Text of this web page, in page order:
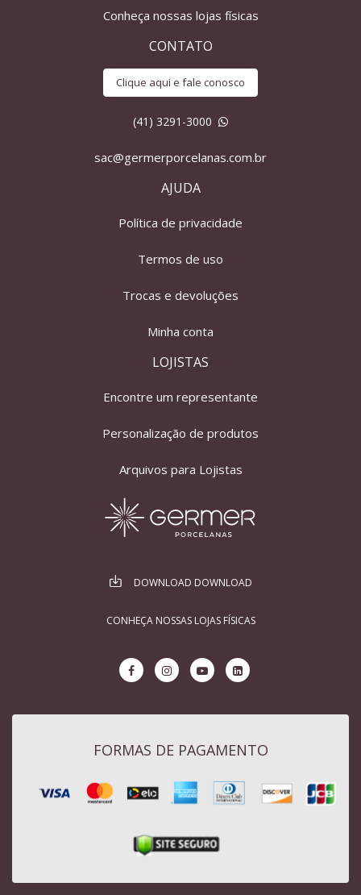
Conheça nossas lojas físicas
CONTATO
Clique aqui e fale conosco
(41) 3291-3000
sac@germerporcelanas.com.br
AJUDA
Política de privacidade
Termos de uso
Trocas e devoluções
Minha conta
LOJISTAS
Encontre um representante
Personalização de produtos
Arquivos para Lojistas
DOWNLOAD DOWNLOAD
CONHEÇA NOSSAS LOJAS FÍSICAS
FORMAS DE PAGAMENTO